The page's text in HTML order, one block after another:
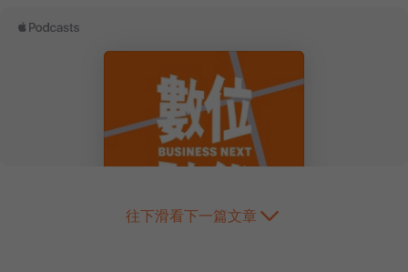
往下滑看下一篇文章